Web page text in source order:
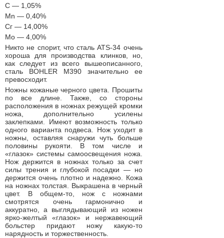
С — 1,05%
Мn — 0,40%
Сг — 14,00%
Мо — 4,00%
Никто не спорит, что сталь ATS-34 очень
хороша для производства клинков, но,
как следует из всего вышеописанного,
сталь BOHLER M390 значительно ее
превосходит.
Ножны кожаные черного цвета. Прошиты
по все длине. Также, со стороны
расположения в ножнах режущей кромки
ножа, дополнительно усилены
заклепками. Имеют возможность только
одного варианта подвеса. Нож уходит в
ножны, оставляя снаружи чуть больше
половины рукояти. В том числе и
«глазок» системы самоосвещения ножа.
Нож держится в ножнах только за счет
силы трения и глубокой посадки — но
держится очень плотно и надежно. Кожа
на ножнах толстая. Выкрашена в черный
цвет. В общем-то, нож с ножнами
смотрятся очень гармонично и
аккуратно, а выглядывающий из ножен
ярко-желтый «глазок» и нержавеющий
больстер придают ножу какую-то
нарядность и торжественность.